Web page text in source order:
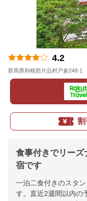
4.2
群馬県利根郡片品村戸倉248-1
割
食事付きでリー
宿です
一泊二食付きのスタ
す。直近2週間以内の